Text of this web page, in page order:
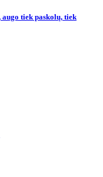
tiek paskolų, tiek